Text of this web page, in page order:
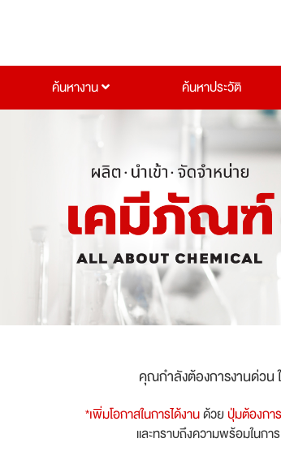
ค้นหางาน ค้นหาประวัติ
คุณกำลังต้องการงานด่วน
*เพิ่มโอกาสในการได้งานด้วยปุ่มต้องกา
และทราบถึงความพร้อมในก